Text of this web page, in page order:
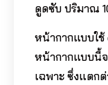
ดูดซับ ปริมาณ
หน้ากากแบบใช้
หน้ากากแบบนี้จ
เฉพาะ ซึ่งแตก